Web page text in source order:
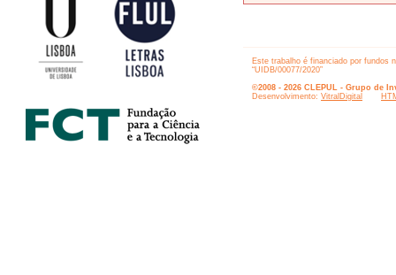
Este trabalho é financiado por fundos
“UIDB/00077/2020”
©2008 - 2026 CLEPUL - Grupo de
Desenvolvimento: VitralDigital